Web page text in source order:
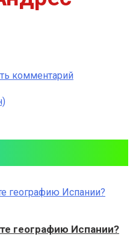
комментарийк
(Хаэлин)
географию Испании?